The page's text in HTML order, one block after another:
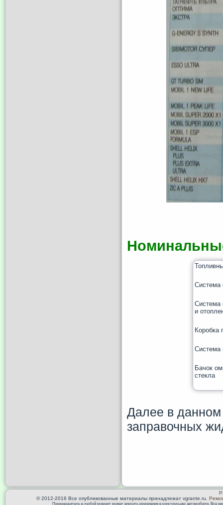
Система
Система
и
Коробка
Система
Бачок
стекла
Далее в данном
заправочных
© 2012-2016 Все опубликованные материалы принадлежат vgrante.ru.
Производитель в любой момент может вносить изменения в конструкцию автомобиля. Все